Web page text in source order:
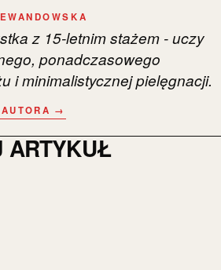
z 15-letnim stażem - uczy
ponadczasowego
i minimalistycznej pielęgnacji.
→
ARTYKUŁ